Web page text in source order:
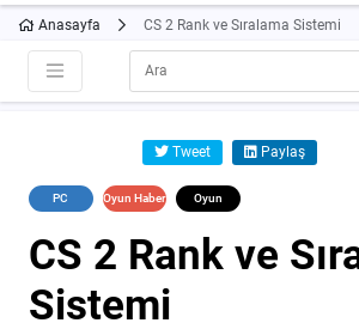
Anasayfa CS 2 Rank ve Sıralama Sistemi
Tweet Paylaş
PC Oyun Haber
Oyun
CS 2 Rank ve
Sistemi